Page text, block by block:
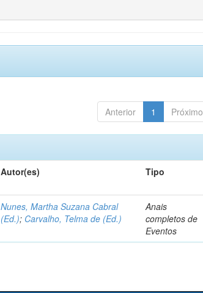
Anterior 1 Próximo
Autor(es) Tipo
Nunes, Martha Suzana Cabral
(Ed.); Carvalho, Telma de (Ed.)
Anais
completos de
Eventos